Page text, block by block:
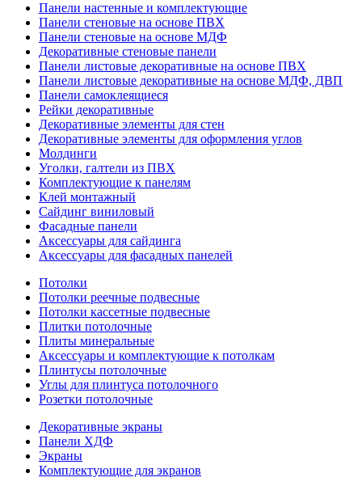
Панели настенные и комплектующие
Панели стеновые на основе ПВХ
Панели стеновые на основе МДФ
Декоративные стеновые панели
Панели листовые декоративные на основе ПВХ
Панели листовые декоративные на основе МДФ, ДВП
Панели самоклеящиеся
Рейки декоративные
Декоративные элементы для стен
Декоративные элементы для оформления углов
Молдинги
Уголки, галтели из ПВХ
Комплектующие к панелям
Клей монтажный
Сайдинг виниловый
Фасадные панели
Аксессуары для сайдинга
Аксессуары для фасадных панелей
Потолки
Потолки реечные подвесные
Потолки кассетные подвесные
Плитки потолочные
Плиты минеральные
Аксессуары и комплектующие к потолкам
Плинтусы потолочные
Углы для плинтуса потолочного
Розетки потолочные
Декоративные экраны
Панели ХДФ
Экраны
Комплектующие для экранов